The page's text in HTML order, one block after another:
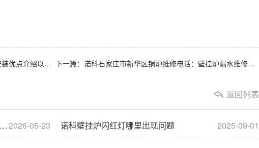
上一篇：诺科石家庄壁挂炉维修：壁挂炉维修安装优点介绍以及真空热水汽锅使用价值说 下一篇：诺科石家庄市新华区锅炉维修电话：壁挂炉漏水维修费用
返回列表
2026-05-23 2025-09-01
诺科壁挂炉闪红灯哪里出现问题